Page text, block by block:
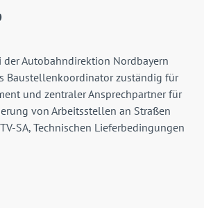
der Autobahndirektion Nordbayern
Baustellenkoordinator zuständig für
und zentraler Ansprechpartner für
von Arbeitsstellen an Straßen
SA, Technischen Lieferbedingungen